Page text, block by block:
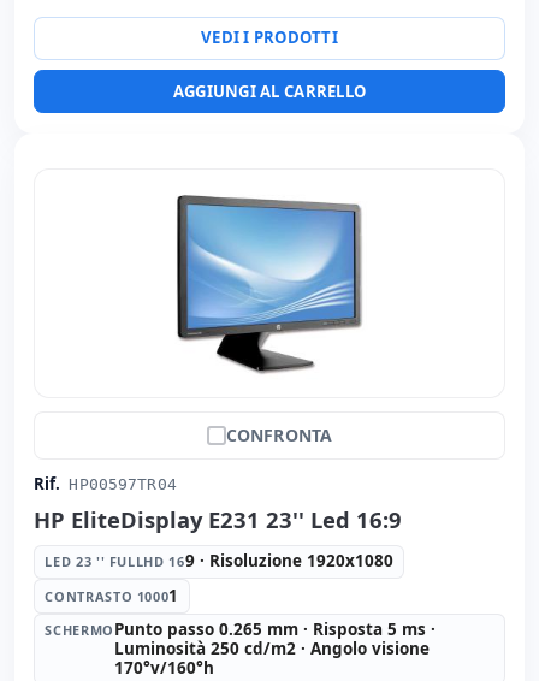
VEDI I PRODOTTI
AGGIUNGI AL CARRELLO
CONFRONTA
Rif. HP00597TR04
HP EliteDisplay E231 23'' Led 16:9
LED 23 '' FULLHD 169 · Risoluzione 1920x1080
CONTRASTO 10001
SCHERMO Punto passo 0.265 mm · Risposta 5 ms ·
Luminosità 250 cd/m2 · Angolo visione
170°v/160°h